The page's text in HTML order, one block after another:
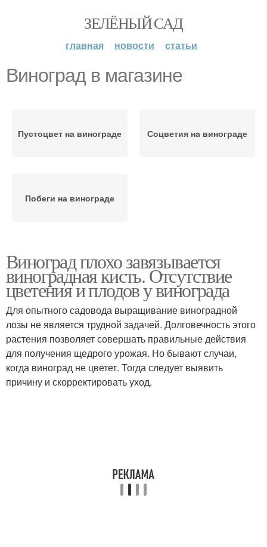
ЗЕЛЁНЫЙ САД
главная новости статьи
Виноград в магазине
Пустоцвет на винограде Соцветия на винограде
Побеги на винограде
Виноград плохо завязывается
виноградная кисть. Отсутствие
цветения и плодов у винограда
Для опытного садовода выращивание виноградной
лозы не является трудной задачей. Долговечность этого
растения позволяет совершать правильные действия
для получения щедрого урожая. Но бывают случаи,
когда виноград не цветет. Тогда следует выявить
причину и скорректировать уход.